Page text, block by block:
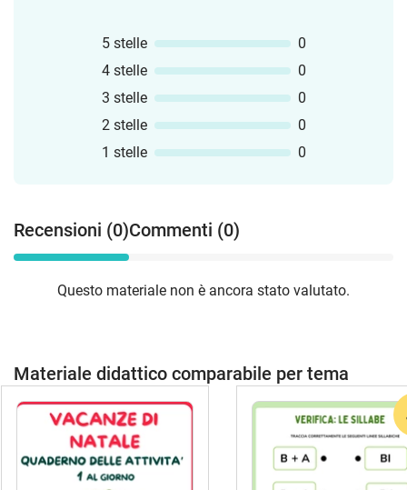
5 stelle
0
4 stelle
0
3 stelle
0
2 stelle
0
1 stelle
0
Recensioni (0)Commenti (0)
Questo materiale non è ancora stato valutato.
Materiale didattico comparabile per tema